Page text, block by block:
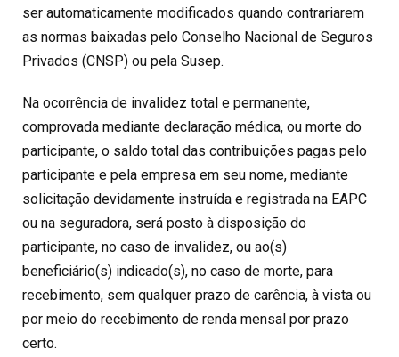
ser automaticamente modificados quando contrariarem
as normas baixadas pelo Conselho Nacional de Seguros
Privados (CNSP) ou pela Susep.
Na ocorrência de invalidez total e permanente,
comprovada mediante declaração médica, ou morte do
participante, o saldo total das contribuições pagas pelo
participante e pela empresa em seu nome, mediante
solicitação devidamente instruída e registrada na EAPC
ou na seguradora, será posto à disposição do
participante, no caso de invalidez, ou ao(s)
beneficiário(s) indicado(s), no caso de morte, para
recebimento, sem qualquer prazo de carência, à vista ou
por meio do recebimento de renda mensal por prazo
certo.